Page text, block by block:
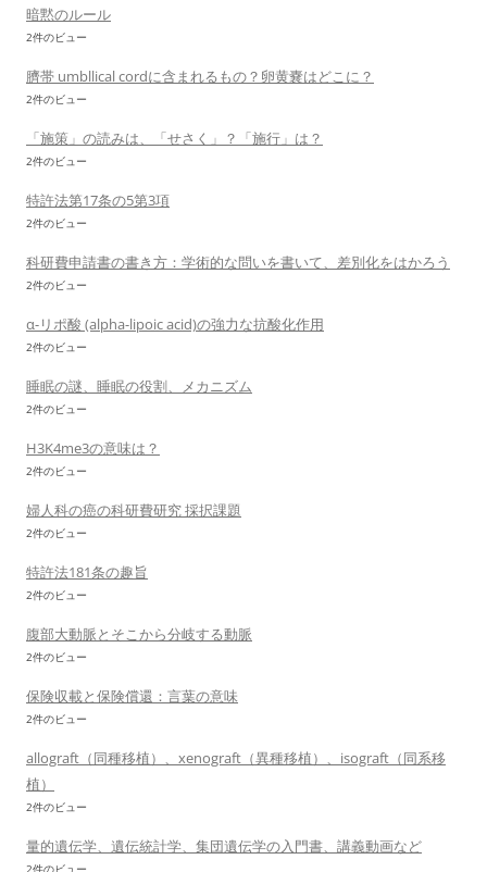
暗黙のルール
2件のビュー
臍帯 umbllical cordに含まれるもの？卵黄嚢はどこに？
2件のビュー
「施策」の読みは、「せさく」？「施行」は？
2件のビュー
特許法第17条の5第3項
2件のビュー
科研費申請書の書き方：学術的な問いを書いて、差別化をはかろう
2件のビュー
α-リポ酸 (alpha-lipoic acid)の強力な抗酸化作用
2件のビュー
睡眠の謎、睡眠の役割、メカニズム
2件のビュー
H3K4me3の意味は？
2件のビュー
婦人科の癌の科研費研究 採択課題
2件のビュー
特許法181条の趣旨
2件のビュー
腹部大動脈とそこから分岐する動脈
2件のビュー
保険収載と保険償還：言葉の意味
2件のビュー
allograft（同種移植）、xenograft（異種移植）、isograft（同系移
植）
2件のビュー
量的遺伝学、遺伝統計学、集団遺伝学の入門書、講義動画など